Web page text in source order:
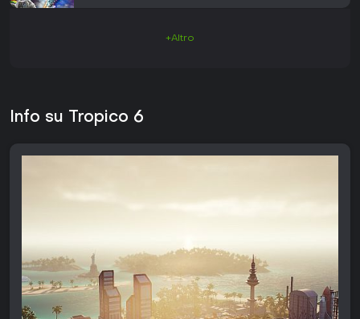
+Altro
Info su Tropico 6